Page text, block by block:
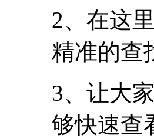
2、在这
精准的查
3、让大
够快速查